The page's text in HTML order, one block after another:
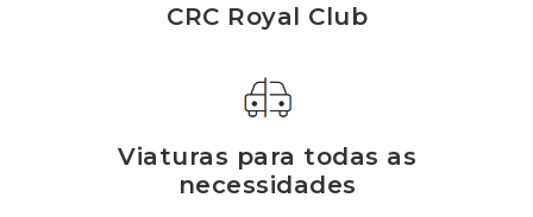
CRC Royal Club
Viaturas para todas as
necessidades